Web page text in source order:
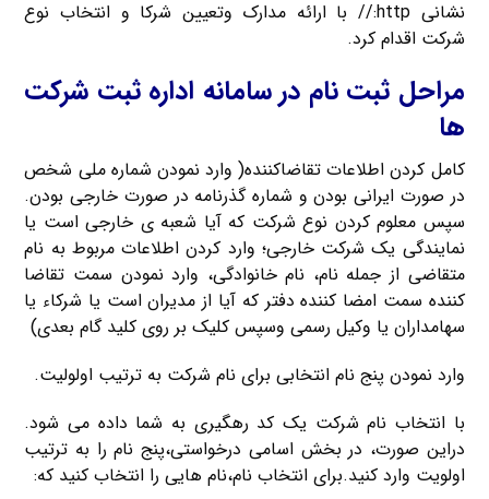
نشانی http:// با ارائه مدارک وتعیین شرکا و انتخاب نوع
شرکت اقدام کرد.
مراحل ثبت نام در سامانه اداره ثبت شرکت
ها
کامل کردن اطلاعات تقاضاکننده( وارد نمودن شماره ملی شخص
در صورت ایرانی بودن و شماره گذرنامه در صورت خارجی بودن.
سپس معلوم کردن نوع شرکت که آیا شعبه ی خارجی است یا
نمایندگی یک شرکت خارجی؛ وارد کردن اطلاعات مربوط به نام
متقاضی از جمله نام، نام خانوادگی، وارد نمودن سمت تقاضا
کننده سمت امضا کننده دفتر که آیا از مدیران است یا شرکاء یا
سهامداران یا وکیل رسمی وسپس کلیک بر روی کلید گام بعدی)
وارد نمودن پنج نام انتخابی برای نام شرکت به ترتیب اولولیت.
با انتخاب نام شرکت یک کد رهگیری به شما داده می شود.
دراین صورت، در بخش اسامی درخواستی،پنج نام را به ترتیب
اولویت وارد کنید.برای انتخاب نام،نام هایی را انتخاب کنید که: